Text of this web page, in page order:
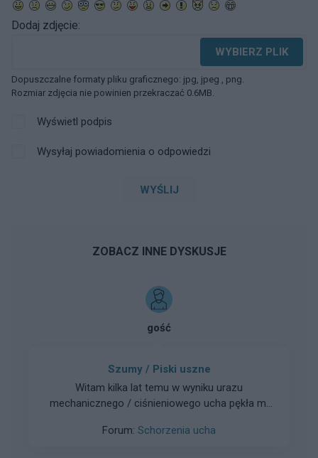
Dodaj zdjęcie:
WYBIERZ PLIK
Dopuszczalne formaty pliku graficznego: jpg, jpeg , png.
Rozmiar zdjęcia nie powinien przekraczać 0.6MB.
Wyświetl podpis
Wysyłaj powiadomienia o odpowiedzi
WYŚLIJ
ZOBACZ INNE DYSKUSJE
gość
Szumy / Piski uszne
Witam kilka lat temu w wyniku urazu
mechanicznego / ciśnieniowego ucha pękła mi
słuchowa , jest w tym uchu ubytek słuchu ale nie
Forum: Schorzenia ucha